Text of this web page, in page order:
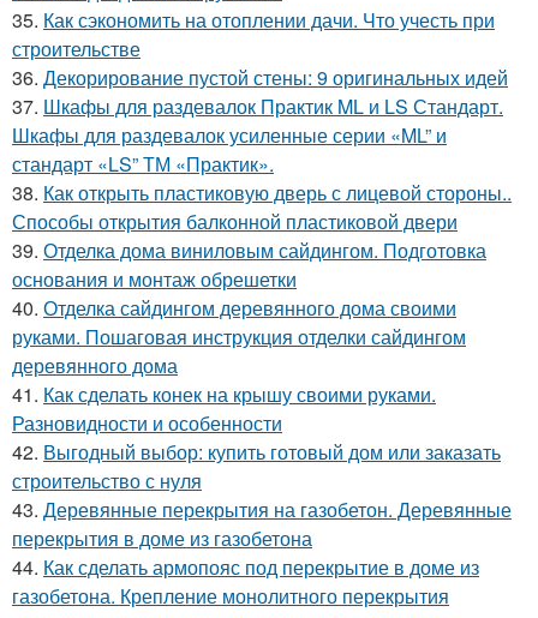
35. Как сэкономить на отоплении дачи. Что учесть при
строительстве
36. Декорирование пустой стены: 9 оригинальных идей
37. Шкафы для раздевалок Практик ML и LS Стандарт.
Шкафы для раздевалок усиленные серии «ML” и
стандарт «LS” ТМ «Практик».
38. Как открыть пластиковую дверь с лицевой стороны..
Способы открытия балконной пластиковой двери
39. Отделка дома виниловым сайдингом. Подготовка
основания и монтаж обрешетки
40. Отделка сайдингом деревянного дома своими
руками. Пошаговая инструкция отделки сайдингом
деревянного дома
41. Как сделать конек на крышу своими руками.
Разновидности и особенности
42. Выгодный выбор: купить готовый дом или заказать
строительство с нуля
43. Деревянные перекрытия на газобетон. Деревянные
перекрытия в доме из газобетона
44. Как сделать армопояс под перекрытие в доме из
газобетона. Крепление монолитного перекрытия